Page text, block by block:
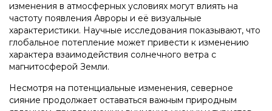
изменения в атмосферных условиях могут влиять на
частоту появления Авроры и её визуальные
характеристики. Научные исследования показывают, что
глобальное потепление может привести к изменению
характера взаимодействия солнечного ветра с
магнитосферой Земли.
Несмотря на потенциальные изменения, северное
сияние продолжает оставаться важным природным